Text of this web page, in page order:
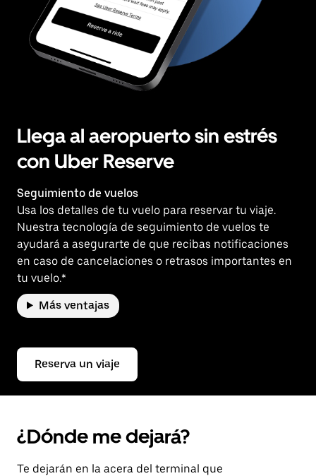
Llega al aeropuerto sin estrés
con Uber Reserve
Seguimiento de vuelos
Usa los detalles de tu vuelo para reservar tu viaje.
Nuestra tecnología de seguimiento de vuelos te
ayudará a asegurarte de que recibas notificaciones
en caso de cancelaciones o retrasos importantes en
tu vuelo.*
Más ventajas
Reserva un viaje
¿Dónde me dejará?
Te dejarán en la acera del terminal que